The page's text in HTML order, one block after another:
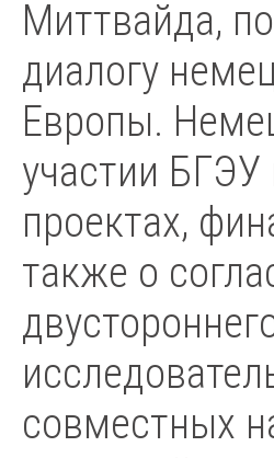
Миттвайда,
диалогу
Европы.
участии БГЭУ
проектах,
также о
совместных